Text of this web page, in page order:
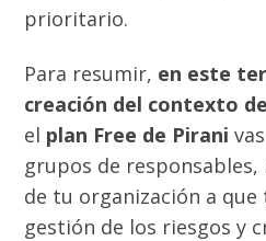
prioritario.
Para resumir, en este
creación del contexto
el plan Free de Pirani
grupos de
de tu organización a que
gestión de los riesgos y